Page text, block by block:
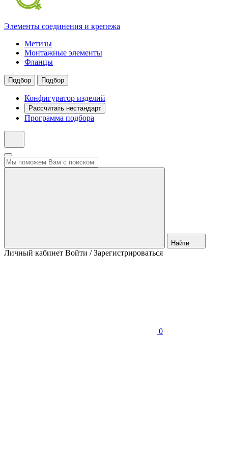
Элементы соединения и крепежа
Метизы
Монтажные элементы
Фланцы
Подбор Подбор
Конфигуратор изделий
Рассчитать нестандарт
Программа подбора
Найти
Личный кабинет Войти / Зарегистрироваться
0